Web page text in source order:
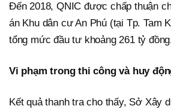
Đến 2018, QNIC được chấp thuận
án Khu dân cư An Phú (tại Tp. Tam
tổng mức đầu tư khoảng 261 tỷ
Vi phạm trong thi công và huy
Kết quả thanh tra cho thấy, Sở Xây